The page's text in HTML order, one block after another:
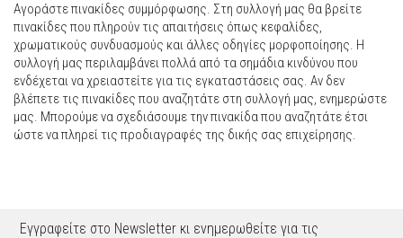
Αγοράστε πινακίδες συμμόρφωσης. Στη συλλογή μας θα βρείτε
πινακίδες που πληρούν τις απαιτήσεις όπως κεφαλίδες,
χρωματικούς συνδυασμούς και άλλες οδηγίες μορφοποίησης. Η
συλλογή μας περιλαμβάνει πολλά από τα σημάδια κινδύνου που
ενδέχεται να χρειαστείτε για τις εγκαταστάσεις σας. Αν δεν
βλέπετε τις πινακίδες που αναζητάτε στη συλλογή μας, ενημερώστε
μας. Μπορούμε να σχεδιάσουμε την πινακίδα που αναζητάτε έτσι
ώστε να πληρεί τις προδιαγραφές της δικής σας επιχείρησης.
Εγγραφείτε στο Newsletter κι ενημερωθείτε για τις